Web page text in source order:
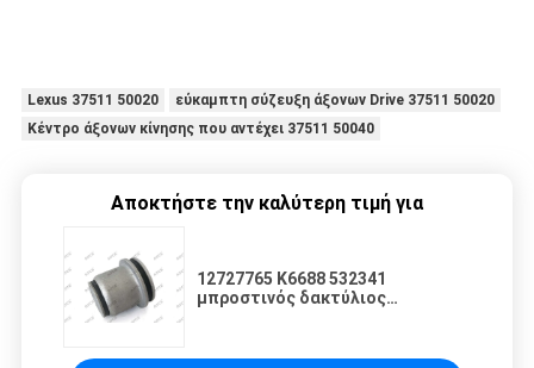
Lexus 37511 50020
εύκαμπτη σύζευξη άξονων Drive 37511 50020
Κέντρο άξονων κίνησης που αντέχει 37511 50040
Αποκτήστε την καλύτερη τιμή για
12727765 K6688 532341
μπροστινός δακτύλιος